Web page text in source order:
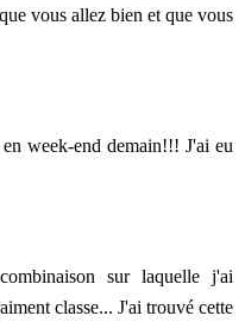
vous allez bien et que vous
week-end demain!!! J'ai eu
sur laquelle j'ai
classe... J'ai trouvé cette